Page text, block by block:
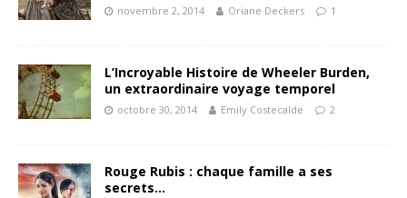
novembre 2, 2014 Oriane Deckers 1
L’Incroyable Histoire de Wheeler Burden,
un extraordinaire voyage temporel
octobre 30, 2014 Emily Costecalde 2
Rouge Rubis : chaque famille a ses
secrets…